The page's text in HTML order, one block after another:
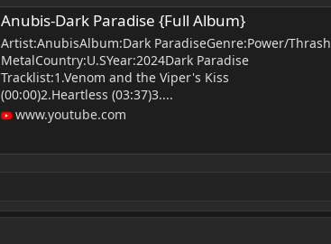
Anubis-Dark Paradise {Full Album}
Artist:AnubisAlbum:Dark ParadiseGenre:Power/Thrash
MetalCountry:U.SYear:2024Dark Paradise
Tracklist:1.Venom and the Viper's Kiss
(00:00)2.Heartless (03:37)3....
www.youtube.com